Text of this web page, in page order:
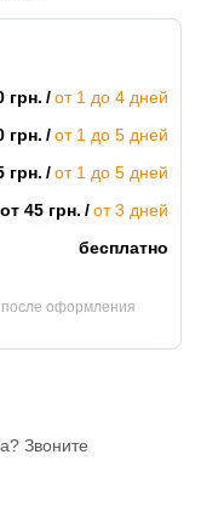
грн.
от 1 до 4 дней
грн.
от 1 до 5 дней
грн.
от 1 до 5 дней
от 45 грн.
от 3 дней
бесплатно
после оформления
Звоните